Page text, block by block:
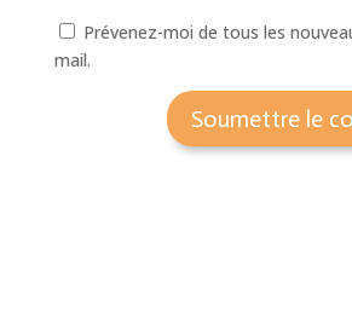
Prévenez-moi de tous les
mail.
Soumettre le